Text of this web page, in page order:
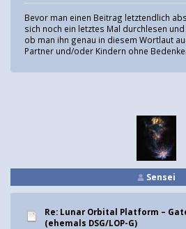
Bevor man einen Beitrag letztendlich
sich noch ein letztes Mal durchlesen
ob man ihn genau in diesem Wortlaut
Partner und/oder Kindern ohne
Sensei
Re: Lunar Orbital Platform –
(ehemals DSG/LOP-G)